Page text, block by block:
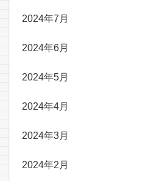
2024年7月
2024年6月
2024年5月
2024年4月
2024年3月
2024年2月